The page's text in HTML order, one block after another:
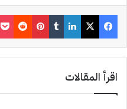
فيسبوك ‫X لينكدإن ‏Tumblr بينتيريست ‏Reddit
اقرأ المقالات